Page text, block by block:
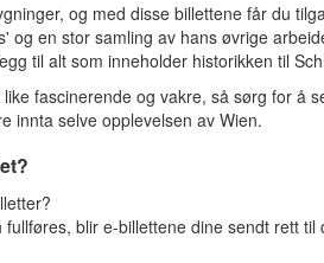
og med disse billettene får du
og en stor samling av hans øvrige
til alt som inneholder historikken til
fascinerende og vakre, så sørg for å
innta selve opplevelsen av Wien.
fullføres, blir e-billettene dine sendt rett